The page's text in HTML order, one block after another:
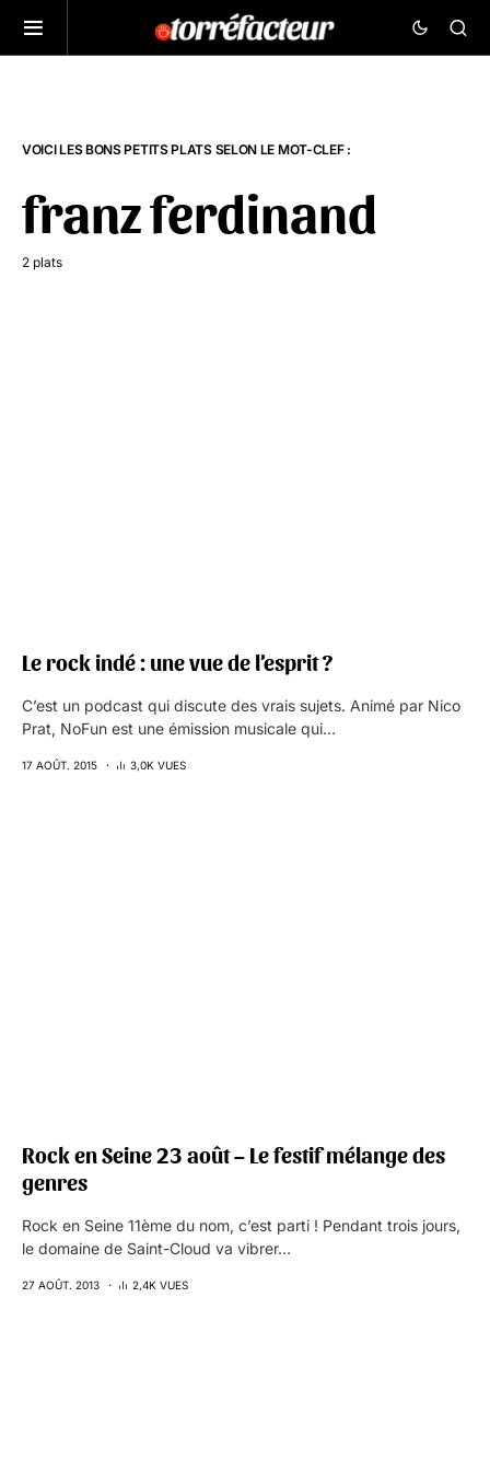
VOICI LES BONS PETITS PLATS SELON LE MOT-CLEF :
franz ferdinand
2 plats
Le rock indé : une vue de l’esprit ?
C’est un podcast qui discute des vrais sujets. Animé par Nico
Prat, NoFun est une émission musicale qui…
17 AOÛT. 2015 3,0K VUES
Rock en Seine 23 août – Le festif mélange des
genres
Rock en Seine 11ème du nom, c’est parti ! Pendant trois jours,
le domaine de Saint-Cloud va vibrer…
27 AOÛT. 2013 2,4K VUES